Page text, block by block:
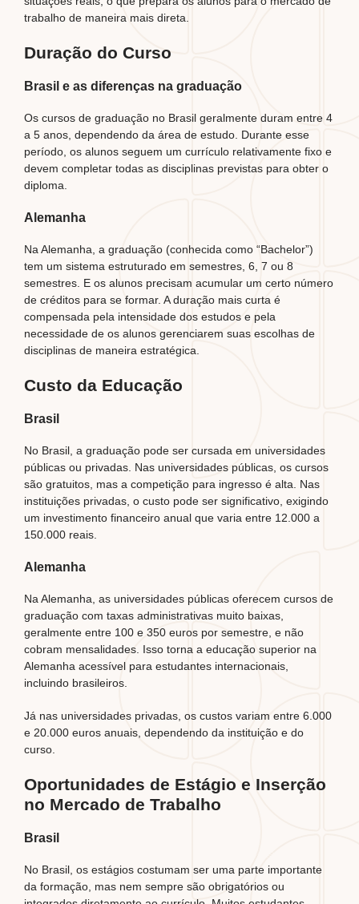
trabalho de maneira mais direta.
Duração do Curso
Brasil e as diferenças na graduação
Os cursos de graduação no Brasil geralmente duram entre 4
a 5 anos, dependendo da área de estudo. Durante esse
período, os alunos seguem um currículo relativamente fixo e
devem completar todas as disciplinas previstas para obter o
diploma.
Alemanha
Na Alemanha, a graduação (conhecida como “Bachelor”)
tem um sistema estruturado em semestres, 6, 7 ou 8
semestres. E os alunos precisam acumular um certo número
de créditos para se formar. A duração mais curta é
compensada pela intensidade dos estudos e pela
necessidade de os alunos gerenciarem suas escolhas de
disciplinas de maneira estratégica.
Custo da Educação
Brasil
No Brasil, a graduação pode ser cursada em universidades
públicas ou privadas. Nas universidades públicas, os cursos
são gratuitos, mas a competição para ingresso é alta. Nas
instituições privadas, o custo pode ser significativo, exigindo
um investimento financeiro anual que varia entre 12.000 a
150.000 reais.
Alemanha
Na Alemanha, as universidades públicas oferecem cursos de
graduação com taxas administrativas muito baixas,
geralmente entre 100 e 350 euros por semestre, e não
cobram mensalidades. Isso torna a educação superior na
Alemanha acessível para estudantes internacionais,
incluindo brasileiros.
Já nas universidades privadas, os custos variam entre 6.000
e 20.000 euros anuais, dependendo da instituição e do
curso.
Oportunidades de Estágio e Inserção
no Mercado de Trabalho
Brasil
No Brasil, os estágios costumam ser uma parte importante
da formação, mas nem sempre são obrigatórios ou